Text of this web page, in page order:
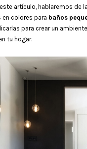
artículo, hablaremos de
en colores para baños
para crear un
tu hogar.